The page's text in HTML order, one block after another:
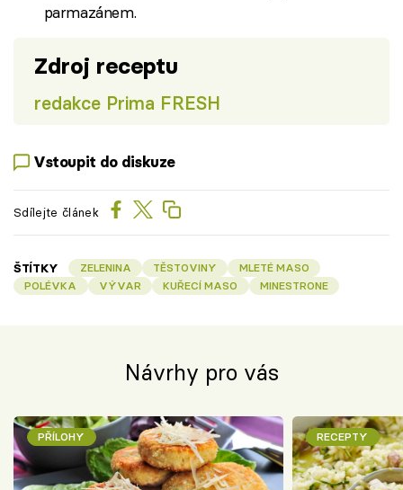
parmazánem.
Zdroj receptu
redakce Prima FRESH
Vstoupit do diskuze
Sdílejte článek
ŠTÍTKY ZELENINA TĚSTOVINY
MLETÉ MASO
POLÉVKA
VÝVAR KUŘECÍ MASO MINESTRONE
Návrhy pro vás
PŘÍLOHY RECEPTY